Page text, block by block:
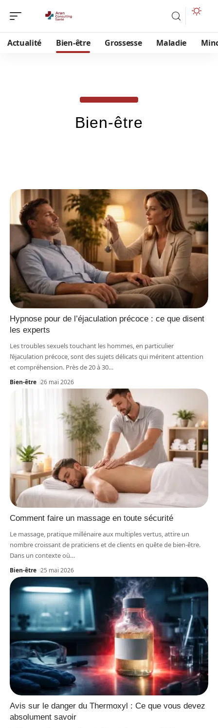
Actualité Bien-être Grossesse Maladie
Bien-être
Hypnose pour de l’éjaculation précoce : ce que disent
les experts
Les troubles sexuels touchant les hommes, en particulier
l’éjaculation précoce, sont des sujets délicats qui méritent attention
et compréhension. Près de 20 à 30…
Bien-être 26 mai 2026
Comment faire un massage en toute sécurité
Le massage, pratique millénaire aux multiples vertus, attire un
nombre croissant de praticiens et de clients en quête de bien-être.
Dans un contexte où…
Bien-être 25 mai 2026
Avis sur le danger du Thermoxyl : Ce que vous devez
absolument savoir